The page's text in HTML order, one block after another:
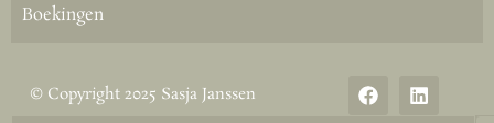
Boekingen
© Copyright 2025 Sasja Janssen